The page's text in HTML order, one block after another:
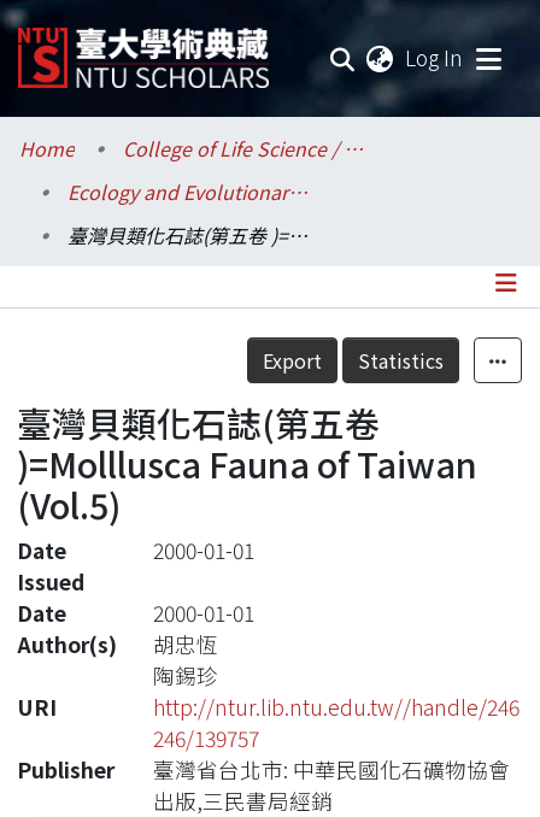
Log In
Communities & Collections
Research Outputs
Statistics
Home
College of Life Science / 生命科學院
Ecology and Evolutionary Biology / 生態學與演化生物學研究所
臺灣貝類化石誌(第五卷 )=Molllusca Fauna of Taiwan (Vol.5)
Details
Export Statistics
臺灣貝類化石誌(第五卷
)=Molllusca Fauna of Taiwan
(Vol.5)
Date
Issued
2000-01-01
Date
2000-01-01
Author(s)
胡忠恆
陶錫珍
URI
http://ntur.lib.ntu.edu.tw//handle/246
246/139757
Publisher
臺灣省台北市: 中華民國化石礦物協會
出版,三民書局經銷